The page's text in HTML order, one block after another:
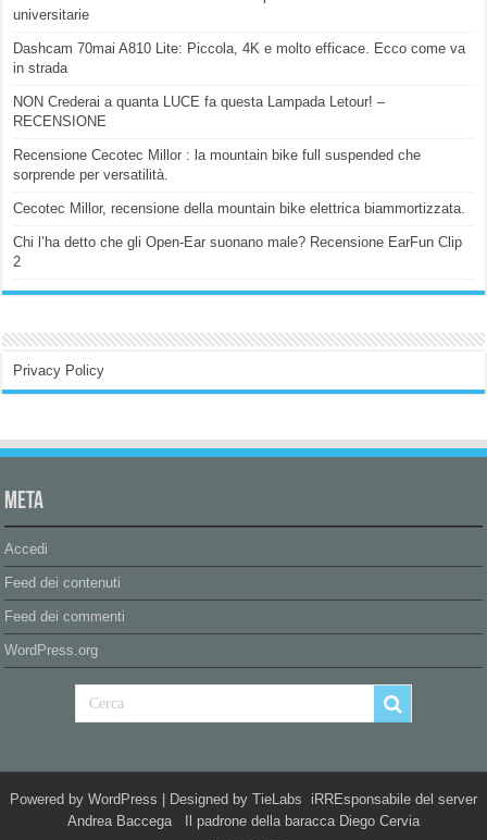
universitarie
Dashcam 70mai A810 Lite: Piccola, 4K e molto efficace. Ecco come va
in strada
NON Crederai a quanta LUCE fa questa Lampada Letour! –
RECENSIONE
Recensione Cecotec Millor : la mountain bike full suspended che
sorprende per versatilità.
Cecotec Millor, recensione della mountain bike elettrica biammortizzata.
Chi l’ha detto che gli Open-Ear suonano male? Recensione EarFun Clip
2
Privacy Policy
Meta
Accedi
Feed dei contenuti
Feed dei commenti
WordPress.org
Powered by WordPress | Designed by TieLabs iRREsponsabile del server
Andrea Baccega Il padrone della baracca Diego Cervia